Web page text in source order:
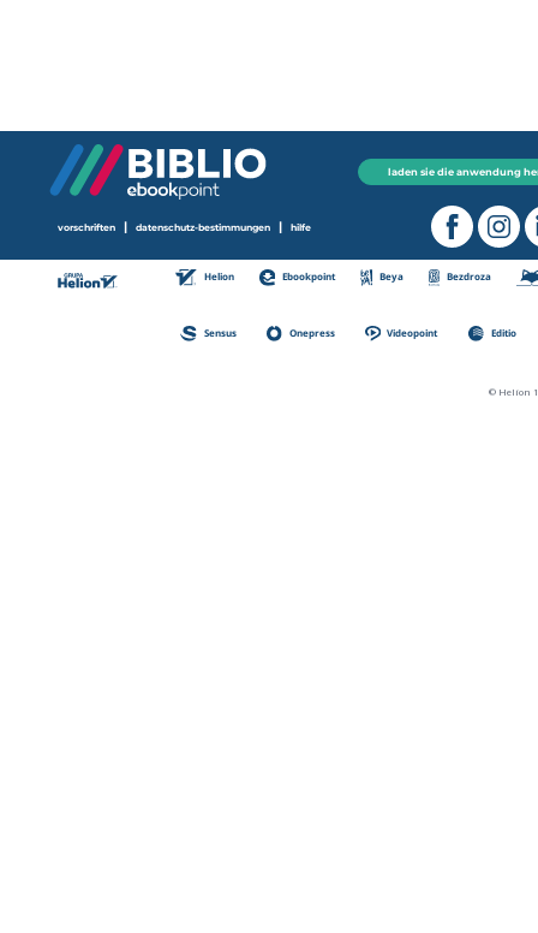
laden sie die anwendung
vorschriften | datenschutz-bestimmungen | hilfe
Helion Ebookpoint Beya Bezdroza
Sensus Onepress Videopoint Editio
© Helion